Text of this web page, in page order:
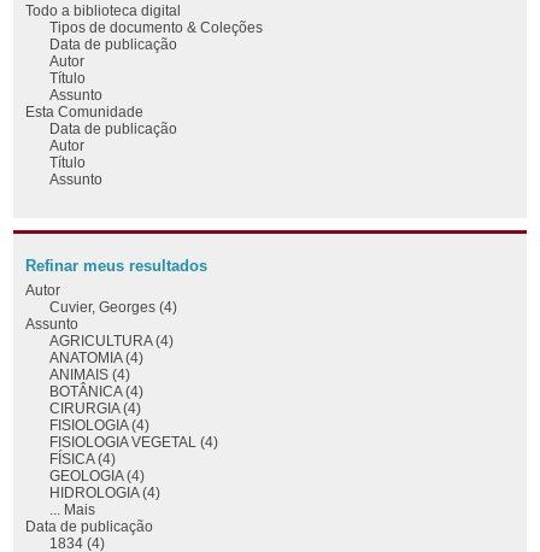
Todo a biblioteca digital
Tipos de documento & Coleções
Data de publicação
Autor
Título
Assunto
Esta Comunidade
Data de publicação
Autor
Título
Assunto
Refinar meus resultados
Autor
Cuvier, Georges (4)
Assunto
AGRICULTURA (4)
ANATOMIA (4)
ANIMAIS (4)
BOTÂNICA (4)
CIRURGIA (4)
FISIOLOGIA (4)
FISIOLOGIA VEGETAL (4)
FÍSICA (4)
GEOLOGIA (4)
HIDROLOGIA (4)
... Mais
Data de publicação
1834 (4)